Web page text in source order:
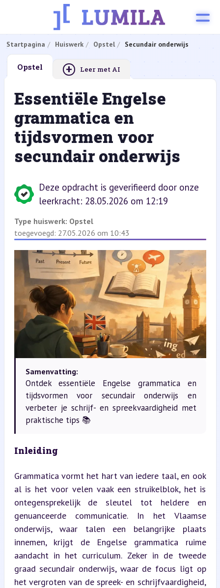
Startpagina Huiswerk Opstel Secundair onderwijs
Opstel + Leer met AI
Essentiële Engelse
grammatica en
tijdsvormen voor
secundair onderwijs
Deze opdracht is geverifieerd door onze
leerkracht: 28.05.2026 om 12:19
Type huiswerk: Opstel
toegevoegd: 27.05.2026 om 10:43
Samenvatting:
Ontdek essentiële Engelse grammatica en
tijdsvormen voor secundair onderwijs en
verbeter je schrijf- en spreekvaardigheid met
praktische tips 📚
Inleiding
Grammatica vormt het hart van iedere taal, en ook
al is het voor velen vaak een struikelblok, het is
ontegensprekelijk de sleutel tot heldere en
genuanceerde communicatie. In het Vlaamse
onderwijs, waar talen een belangrijke plaats
innemen, krijgt de Engelse grammatica ruime
aandacht in het curriculum. Zeker in de tweede
graad secundair onderwijs, waar de focus ligt op
het vergroten van de spreek- en schrijfvaardigheid,